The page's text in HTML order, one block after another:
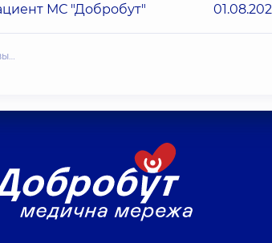
МС "Добробут"